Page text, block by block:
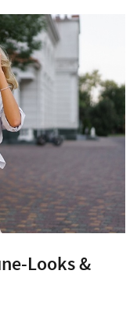
Looks &